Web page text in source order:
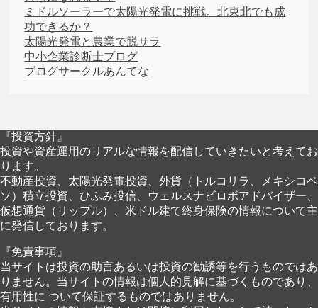
ミドルソーラーで太陽光発電に挑戦。北東北でも成
功できるか？
太陽光発電と農業で脱サラ
中小企業診断士ブログ
ブログサークルあんてな
『投資方針』
投資や資産運用のリアルな情報を配信していきたいと考えてお
ります。
不動産投資、太陽光発電投資、外貨（トルコリラ、メキシコペ
ソ）積立投資、ひふみ投信、ウェルスナビロボアドバイザー、
仮想通貨（リップル）、米ドル建て終身保険の情報について主
に発信しております。
『免責事項』
当サイトは投資の助言あるいは投資の勧誘等を行うものではあ
りません。当サイトの情報は個人的見解に基づくものであり、
有用性に ついて保証するものではありません。